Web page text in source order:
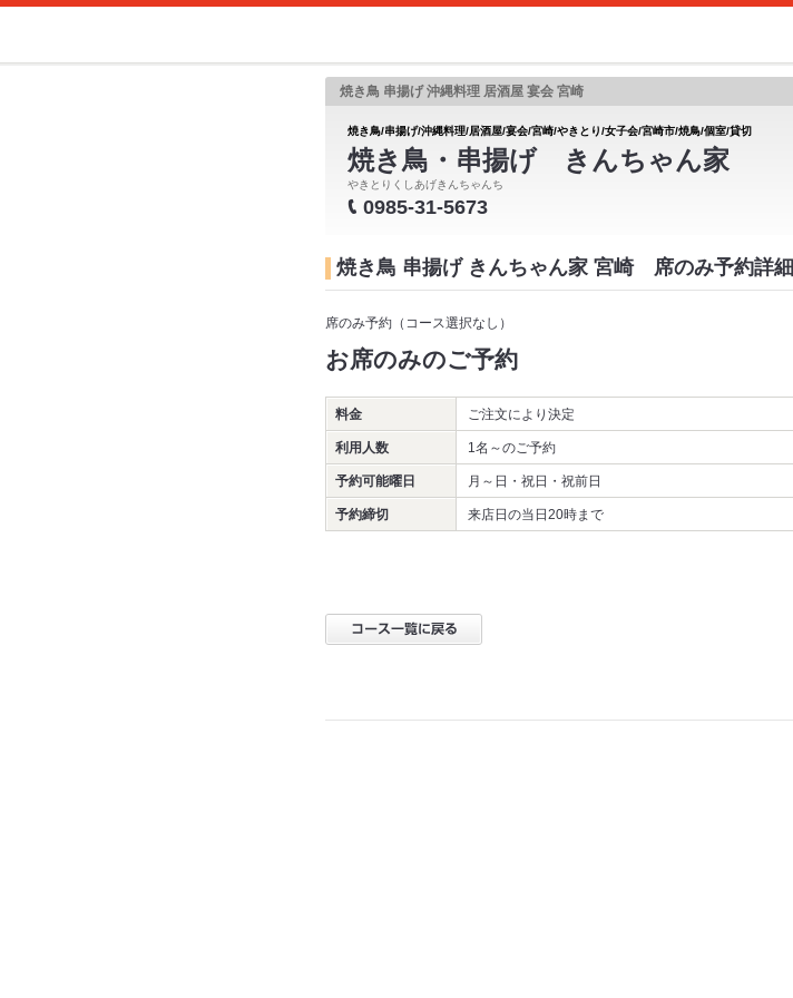
焼き鳥 串揚げ 沖縄料理 居酒屋 宴会 宮崎
焼き鳥/串揚げ/沖縄料理/居酒屋/宴会/宮崎/やきとり/女子会/宮崎市/焼鳥/個室/貸切
焼き鳥・串揚げ きんちゃん家
やきとりくしあげきんちゃんち
0985-31-5673
焼き鳥 串揚げ きんちゃん家 宮崎 席のみ予約詳細
席のみ予約（コース選択なし）
お席のみのご予約
料金 ご注文により決定
利用人数 1名～のご予約
予約可能曜日 月～日・祝日・祝前日
予約締切 来店日の当日20時まで